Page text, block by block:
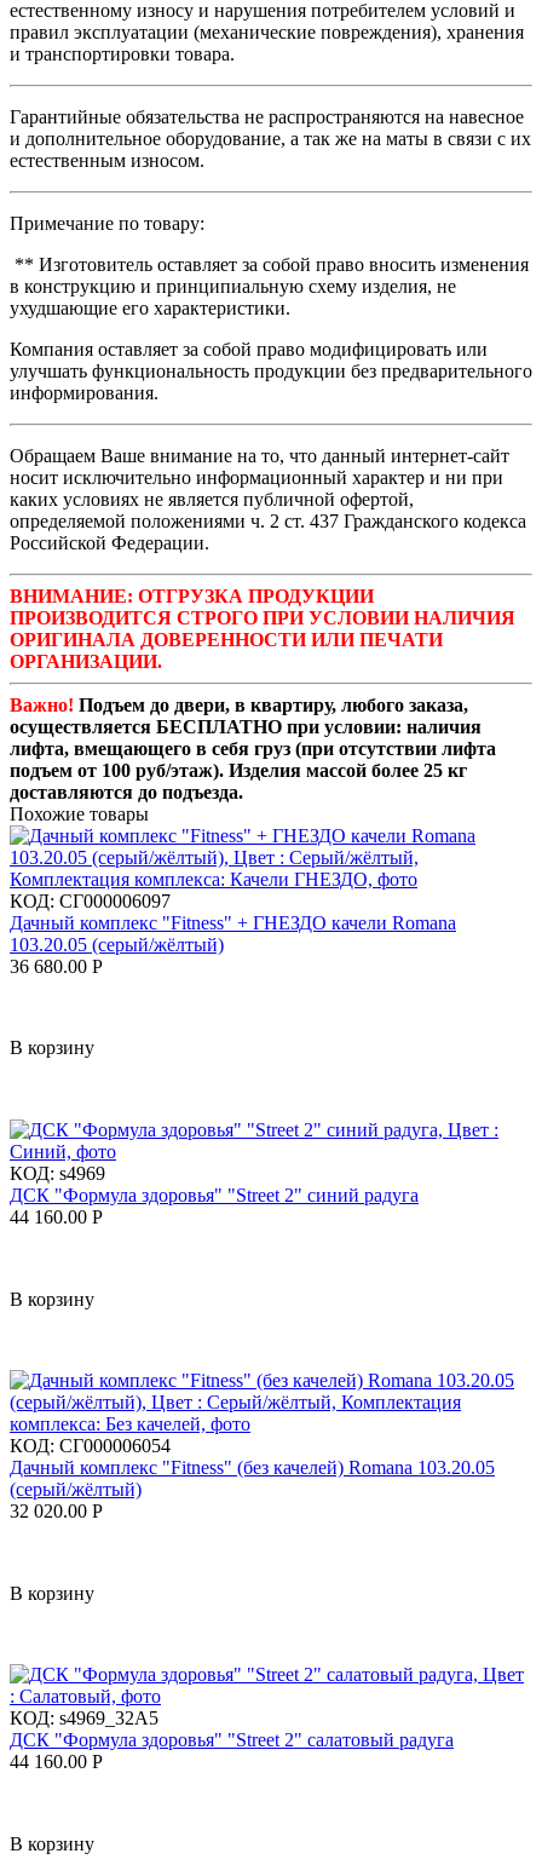
естественному износу и нарушения потребителем условий и
правил эксплуатации (механические повреждения), хранения
и транспортировки товара.
Гарантийные обязательства не распространяются на навесное
и дополнительное оборудование, а так же на маты в связи с их
естественным износом.
Примечание по товару:
** Изготовитель оставляет за собой право вносить изменения
в конструкцию и принципиальную схему изделия, не
ухудшающие его характеристики.
Компания оставляет за собой право модифицировать или
улучшать функциональность продукции без предварительного
информирования.
Обращаем Ваше внимание на то, что данный интернет-сайт
носит исключительно информационный характер и ни при
каких условиях не является публичной офертой,
определяемой положениями ч. 2 ст. 437 Гражданского кодекса
Российской Федерации.
ВНИМАНИЕ: ОТГРУЗКА ПРОДУКЦИИ
ПРОИЗВОДИТСЯ СТРОГО ПРИ УСЛОВИИ НАЛИЧИЯ
ОРИГИНАЛА ДОВЕРЕННОСТИ ИЛИ ПЕЧАТИ
ОРГАНИЗАЦИИ.
Важно! Подъем до двери, в квартиру, любого заказа,
осуществляется БЕСПЛАТНО при условии: наличия
лифта, вмещающего в себя груз (при отсутствии лифта
подъем от 100 руб/этаж). Изделия массой более 25 кг
доставляются до подъезда.
Похожие товары
КОД: СГ000006097
Дачный комплекс "Fitness" + ГНЕЗДО качели Romana
103.20.05 (серый/жёлтый)
36 680.00 Р
В корзину
КОД: s4969
ДСК "Формула здоровья" "Street 2" синий радуга
44 160.00 Р
В корзину
КОД: СГ000006054
Дачный комплекс "Fitness" (без качелей) Romana 103.20.05
(серый/жёлтый)
32 020.00 Р
В корзину
КОД: s4969_32A5
ДСК "Формула здоровья" "Street 2" салатовый радуга
44 160.00 Р
В корзину